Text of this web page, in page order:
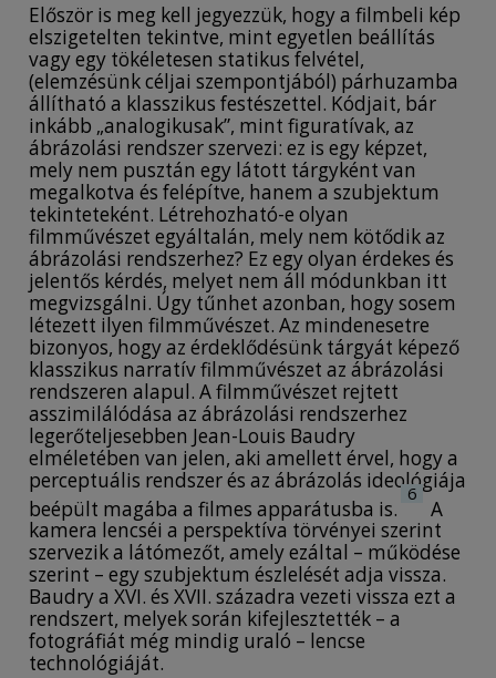
Először is meg kell jegyezzük, hogy a filmbeli kép
elszigetelten tekintve, mint egyetlen beállítás
vagy egy tökéletesen statikus felvétel,
(elemzésünk céljai szempontjából) párhuzamba
állítható a klasszikus festészettel. Kódjait, bár
inkább „analogikusak”, mint figuratívak, az
ábrázolási rendszer szervezi: ez is egy képzet,
mely nem pusztán egy látott tárgyként van
megalkotva és felépítve, hanem a szubjektum
tekinteteként. Létrehozható-e olyan
filmművészet egyáltalán, mely nem kötődik az
ábrázolási rendszerhez? Ez egy olyan érdekes és
jelentős kérdés, melyet nem áll módunkban itt
megvizsgálni. Úgy tűnhet azonban, hogy sosem
létezett ilyen filmművészet. Az mindenesetre
bizonyos, hogy az érdeklődésünk tárgyát képező
klasszikus narratív filmművészet az ábrázolási
rendszeren alapul. A filmművészet rejtett
asszimilálódása az ábrázolási rendszerhez
legerőteljesebben Jean-Louis Baudry
elméletében van jelen, aki amellett érvel, hogy a
perceptuális rendszer és az ábrázolás ideológiája
beépült magába a filmes apparátusba is.
6
A
kamera lencséi a perspektíva törvényei szerint
szervezik a látómezőt, amely ezáltal – működése
szerint – egy szubjektum észlelését adja vissza.
Baudry a XVI. és XVII. századra vezeti vissza ezt a
rendszert, melyek során kifejlesztették – a
fotográfiát még mindig uraló – lencse
technológiáját.